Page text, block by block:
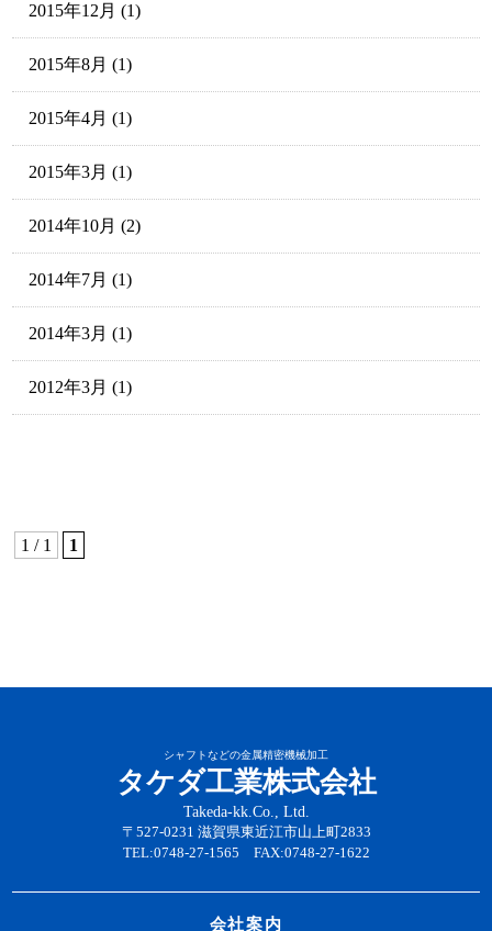
2015年12月 (1)
2015年8月 (1)
2015年4月 (1)
2015年3月 (1)
2014年10月 (2)
2014年7月 (1)
2014年3月 (1)
2012年3月 (1)
1 / 1 1
シャフトなどの金属精密機械加工
タケダ工業株式会社
Takeda-kk.Co., Ltd.
〒527-0231 滋賀県東近江市山上町2833
TEL:0748-27-1565 FAX:0748-27-1622
会社案内